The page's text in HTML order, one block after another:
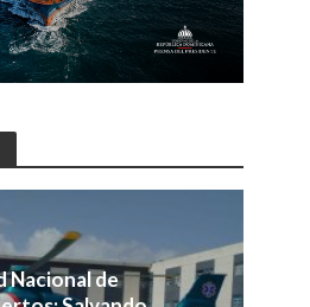
Nacional de